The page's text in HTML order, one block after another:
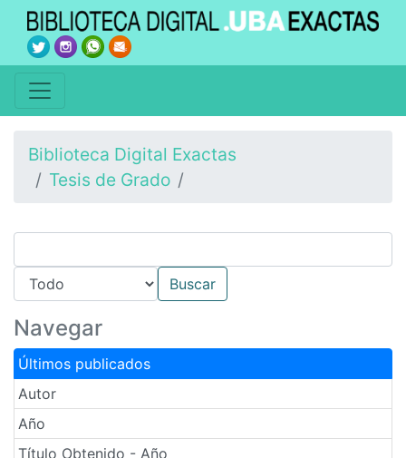
Biblioteca Digital Exactas
Tesis de Grado
Navegar
Últimos publicados
Autor
Año
Título Obtenido - Año